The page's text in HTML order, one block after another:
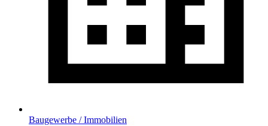
Baugewerbe / Immobilien